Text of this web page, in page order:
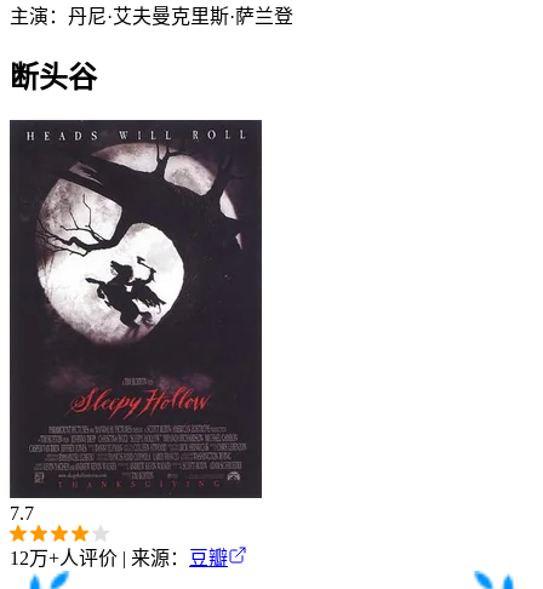
主演： 丹尼·艾夫曼克里斯·萨兰登
断头谷
7.7
12万+人评价 | 来源： 豆瓣